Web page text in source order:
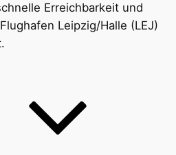
Erreichbarkeit und
Leipzig/Halle (LEJ)